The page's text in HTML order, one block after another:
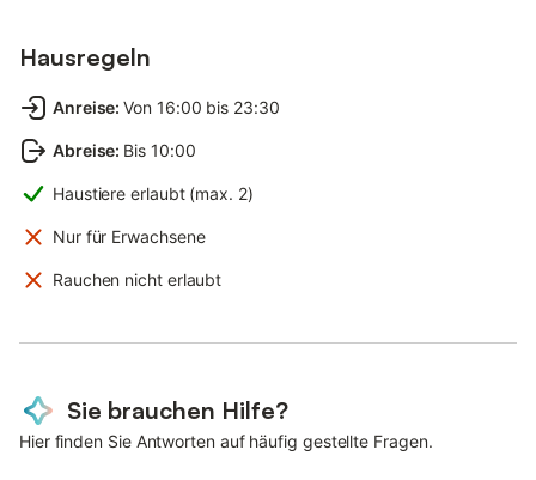
Hausregeln
Anreise: Von 16:00 bis 23:30
Abreise: Bis 10:00
Haustiere erlaubt (max. 2)
Nur für Erwachsene
Rauchen nicht erlaubt
Sie brauchen Hilfe?
Hier finden Sie Antworten auf häufig gestellte Fragen.